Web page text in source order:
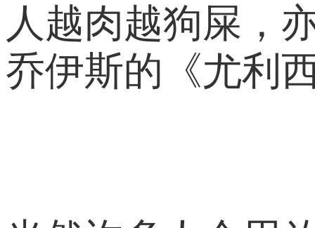
人越肉越狗屎，
乔伊斯的《尤利